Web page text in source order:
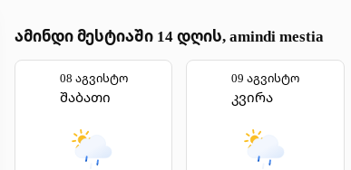
ამინდი მესტიაში 14 დღის, amindi mestia
08 აგვისტო
შაბათი
09 აგვისტო
კვირა